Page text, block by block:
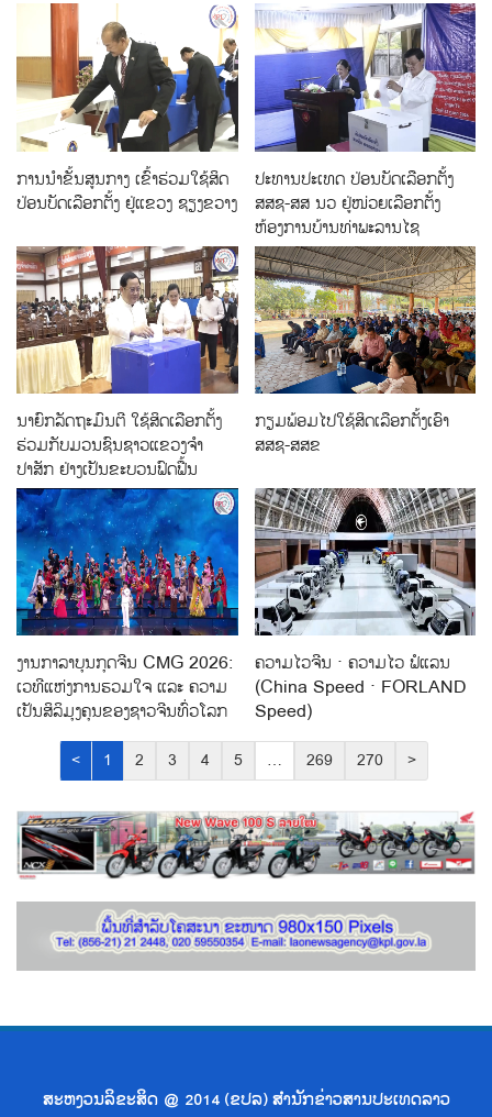
ການນຳຂັ້ນສູນກາງ ເຂົ້າຮ່ວມໃຊ້ສິດ
ປ່ອນບັດເລືອກຕັ້ງ ຢູ່ແຂວງ ຊຽງຂວາງ
ປະທານປະເທດ ປ່ອນບັດເລືອກຕັ້ງ
ສສຊ-ສສ ນວ ຢູ່ໜ່ວຍເລືອກຕັ້ງ
ຫ້ອງການບ້ານທ່າພະລານໄຊ
ນາຍົກລັດຖະມົນຕີ ໃຊ້ສິດເລືອກຕັ້ງ
ຮ່ວມກັບມວນຊົນຊາວແຂວງຈໍາ
ປາສັກ ຢ່າງເປັນຂະບວນຟົດຟື້ນ
ກຽມພ້ອມໄປໃຊ້ສິດເລືອກຕັ້ງເອົາ
ສສຊ-ສສຂ
ງານກາລາບຸນກຸດຈີນ CMG 2026:
ເວທີແຫ່ງການຮວມໃຈ ແລະ ຄວາມ
ເປັນສິລິມຸງຄຸນຂອງຊາວຈີນທົ່ວໂລກ
ຄວາມໄວຈີນ · ຄວາມໄວ ຟໍແລນ
(China Speed · FORLAND
Speed)
< 1 2 3 4 5 … 269 270 >
ສະຫງວນລິຂະສິດ @ 2014 (ຂປລ) ສຳນັກຂ່າວສານປະເທດລາວ